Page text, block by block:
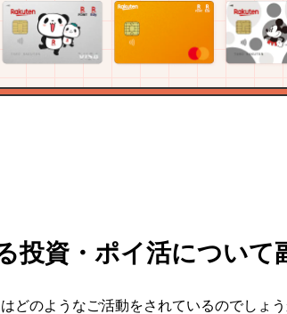
投資・ポイ活について
どのようなご活動をされているのでしょう